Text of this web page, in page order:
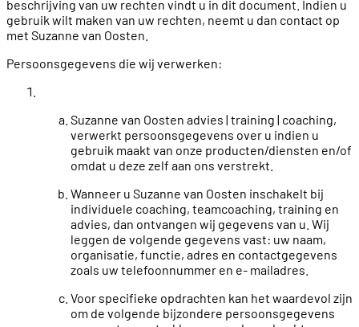
beschrijving van uw rechten vindt u in dit document. Indien u
gebruik wilt maken van uw rechten, neemt u dan contact op
met Suzanne van Oosten.
Persoonsgegevens die wij verwerken:
Suzanne van Oosten advies | training | coaching,
verwerkt persoonsgegevens over u indien u
gebruik maakt van onze producten/diensten en/of
omdat u deze zelf aan ons verstrekt.
Wanneer u Suzanne van Oosten inschakelt bij
individuele coaching, teamcoaching, training en
advies, dan ontvangen wij gegevens van u. Wij
leggen de volgende gegevens vast: uw naam,
organisatie, functie, adres en contactgegevens
zoals uw telefoonnummer en e- mailadres.
Voor specifieke opdrachten kan het waardevol zijn
om de volgende bijzondere persoonsgegevens